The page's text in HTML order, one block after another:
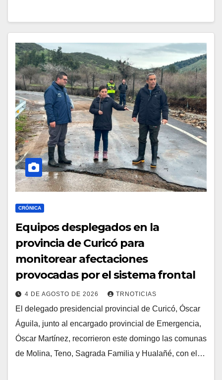
CRÓNICA
Equipos desplegados en la
provincia de Curicó para
monitorear afectaciones
provocadas por el sistema frontal
4 DE AGOSTO DE 2026 TRNOTICIAS
El delegado presidencial provincial de Curicó, Óscar
Águila, junto al encargado provincial de Emergencia,
Óscar Martínez, recorrieron este domingo las comunas
de Molina, Teno, Sagrada Familia y Hualañé, con el…